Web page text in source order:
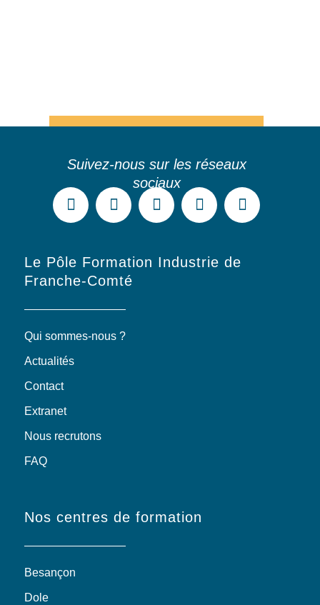
Le Pôle Formation Industrie de
Franche-Comté
Qui sommes-nous ?
Actualités
Contact
Extranet
Nous recrutons
FAQ
Nos centres de formation
Besançon
Dole